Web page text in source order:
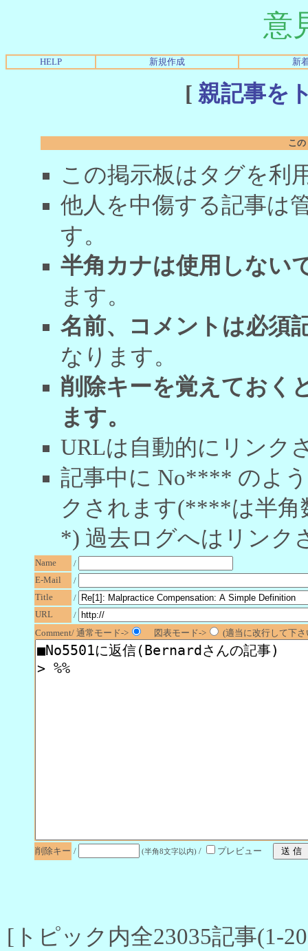
意
HELP 新規作成 新
[ 親記事を
こ
この掲示板はタグを利
他人を中傷する記事は
す。
半角カナは使用しない
ます。
名前、コメントは必須
なります。
削除キーを覚えておく
ます。
URLは自動的にリンク
記事中に No**** のよ
クされます(****は半角
*) 過去ログへはリンク
Name
/
E-Mail
/
Title
/
URL
/
Comment/ 通常モード->
図表モード-> (適当に改行して下
削除キー / (半角8文字以内) / プレビュー
[トピック内全23035記事(1-